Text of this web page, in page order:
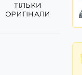
ТІЛЬКИ
ОРИГІНАЛИ